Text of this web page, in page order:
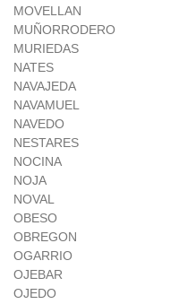
MOVELLAN
MUÑORRODERO
MURIEDAS
NATES
NAVAJEDA
NAVAMUEL
NAVEDO
NESTARES
NOCINA
NOJA
NOVAL
OBESO
OBREGON
OGARRIO
OJEBAR
OJEDO